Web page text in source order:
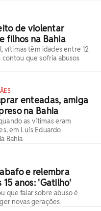
de violentar
filhos na Bahia
vítimas têm idades entre 12
contou que sofria abusos
enteadas, amiga
na Bahia
as vítimas eram
em Luís Eduardo
Bahia
e relembra
15 anos: 'Gatilho'
que falar sobre abuso é
novas gerações